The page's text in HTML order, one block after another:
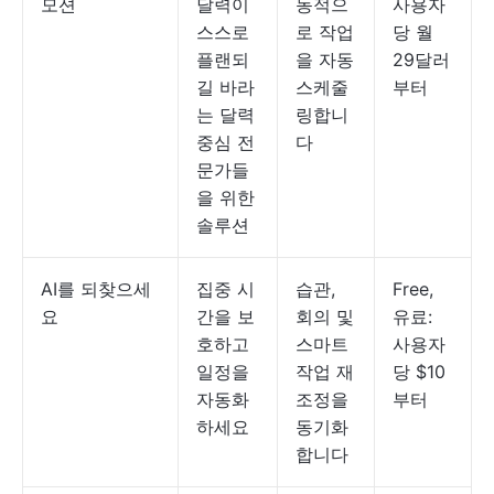
모션
달력이
스스로
플랜되
길 바라
는 달력
중심 전
문가들
을 위한
솔루션
동적으
로 작업
을 자동
스케줄
링합니
다
사용자
당 월
29달러
부터
AI를 되찾으세
요
집중 시
간을 보
호하고
일정을
자동화
하세요
습관,
회의 및
스마트
작업 재
조정을
동기화
합니다
Free,
유료:
사용자
당 $10
부터